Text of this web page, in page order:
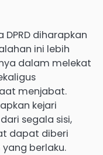
diharapkan
ini lebih
dalam melekat
menjabat.
kejari
segala sisi,
dapat diberi
berlaku.